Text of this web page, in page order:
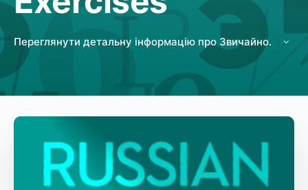
Переглянути детальну інформацію про Звичайно.